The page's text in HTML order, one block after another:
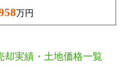
万円
却実績・土地価格一覧